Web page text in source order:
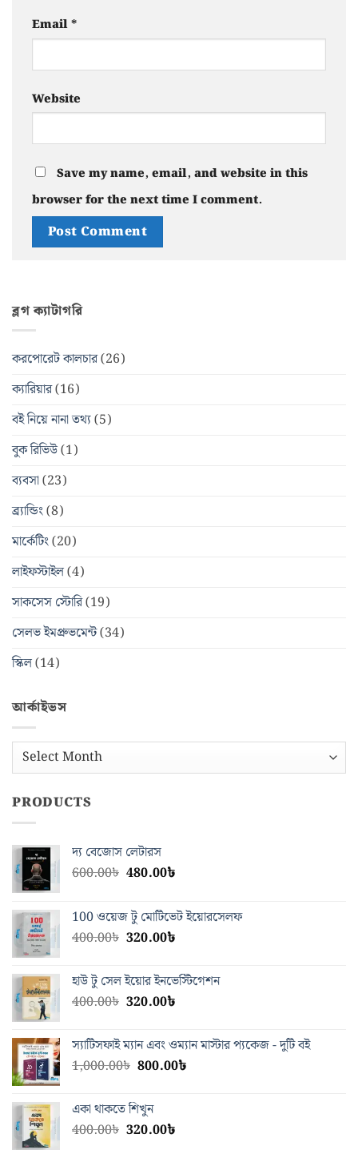
Email*
Website
Save my name, email, and website in this
browser for the next time I comment.
ব্লগ ক্যাটাগরি
করপোরেট কালচার(26)
ক্যারিয়ার(16)
বই নিয়ে নানা তথ্য(5)
বুক রিভিউ(1)
ব্যবসা(23)
ব্র্যান্ডিং(8)
মার্কেটিং(20)
লাইফস্টাইল(4)
সাকসেস স্টোরি(19)
সেলভ ইমপ্রুভমেন্ট(34)
স্কিল(14)
আর্কাইভস
আর্কাইভস
PRODUCTS
দ্য বেজোস লেটারস
600.00৳ Original
was:
600.00৳.
480.00৳Current
is:
480.00৳.
100 ওয়েজ টু মোটিভেট ইয়োরসেলফ
400.00৳ Original
was:
400.00৳.
320.00৳Current
is:
320.00৳.
হাউ টু সেল ইয়োর ইনভেস্টিগেশন
400.00৳ Original
400.00৳.
320.00৳Current
320.00৳.
স্যাটিসফাই ম্যান এবং ওম্যান মাস্টার প্যকেজ - দুটি বই
1,000.00৳ Original
was:
1,000.00৳.
800.00৳Current
একা থাকতে শিখুন
400.00৳ Original
320.00৳Current